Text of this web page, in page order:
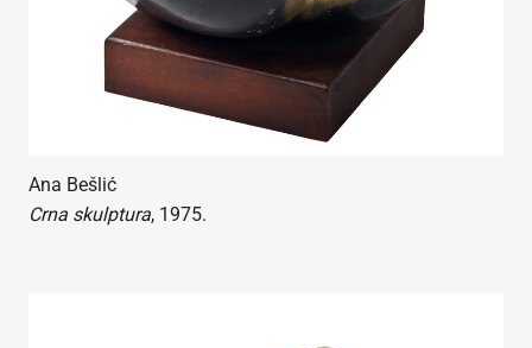
Ana Bešlić
Crna skulptura, 1975.